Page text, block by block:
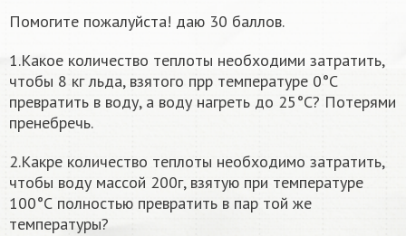
Помогите пожалуйста! даю 30 баллов.
1.Какое количество теплоты необходими затратить,
чтобы 8 кг льда, взятого прр температуре 0°С
превратить в воду, а воду нагреть до 25°С? Потерями
пренебречь.
2.Какре количество теплоты необходимо затратить,
чтобы воду массой 200г, взятую при температуре
100°С полностью превратить в пар той же
температуры?